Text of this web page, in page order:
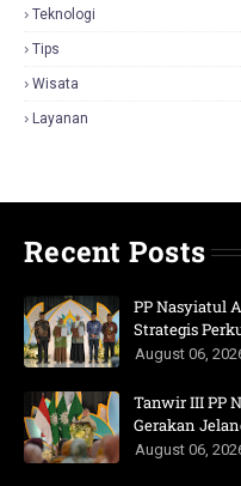
Teknologi
Tips
Wisata
Layanan
Recent Posts
PP Nasyiatul
Strategis
August 06,
Tanwir III PP
Gerakan
August 06,